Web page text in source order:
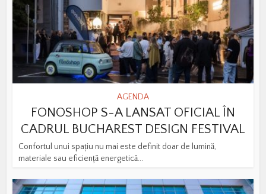
AGENDA
FONOSHOP S-A LANSAT OFICIAL ÎN
CADRUL BUCHAREST DESIGN FESTIVAL
Confortul unui spațiu nu mai este definit doar de lumină,
materiale sau eficiență energetică...